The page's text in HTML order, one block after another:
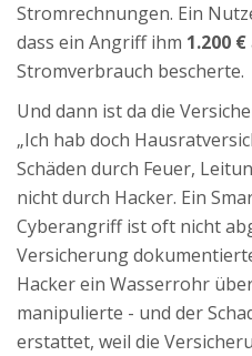
Stromrechnungen. Ein
dass ein Angriff ihm 1.200 €
Stromverbrauch bescherte.
Und dann ist da die
„Ich hab doch
Schäden durch Feuer,
nicht durch Hacker. Ein
Cyberangriff ist oft nicht
Versicherung
Hacker ein Wasserrohr
manipulierte - und der
erstattet, weil die